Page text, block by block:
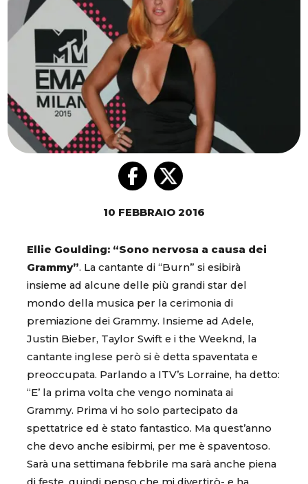
10 FEBBRAIO 2016
Ellie Goulding: “Sono nervosa a causa dei
Grammy”. La cantante di “Burn” si esibirà
insieme ad alcune delle più grandi star del
mondo della musica per la cerimonia di
premiazione dei Grammy. Insieme ad Adele,
Justin Bieber, Taylor Swift e i the Weeknd, la
cantante inglese però si è detta spaventata e
preoccupata. Parlando a ITV’s Lorraine, ha detto:
“E’ la prima volta che vengo nominata ai
Grammy. Prima vi ho solo partecipato da
spettatrice ed è stato fantastico. Ma quest’anno
che devo anche esibirmi, per me è spaventoso.
Sarà una settimana febbrile ma sarà anche piena